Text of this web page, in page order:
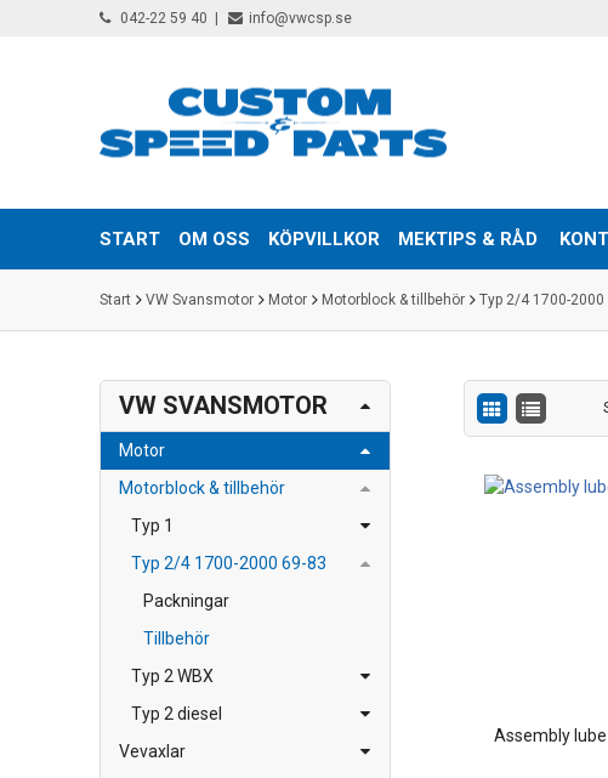
042-22 59 40 info@vwcsp.se
START OM OSS KÖPVILLKOR MEKTIPS & RÅD
Start VW Svansmotor Motor Motorblock & tillbehör Typ 2/4 1700-2000
VW SVANSMOTOR
Motor
Motorblock & tillbehör
Typ 1
Typ 2/4 1700-2000 69-83
Packningar
Tillbehör
Typ 2 WBX
Typ 2 diesel
Vevaxlar
Assembly